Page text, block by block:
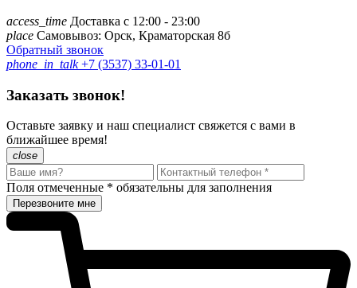
access_time Доставка с 12:00 - 23:00
place Самовывоз: Орск, Краматорская 8б
Обратный звонок
phone_in_talk+7 (3537) 33-01-01
Заказать звонок!
Оставьте заявку и наш специалист свяжется с вами в
ближайшее время!
close
Поля отмеченные * обязательны для заполнения